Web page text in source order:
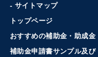
- サイトマップ
トップページ
おすすめの補助金・助成金
補助金申請書サンプル及び